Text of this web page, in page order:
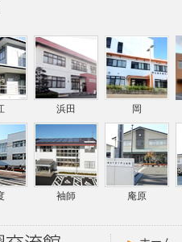
浜田 岡
袖師 庵原